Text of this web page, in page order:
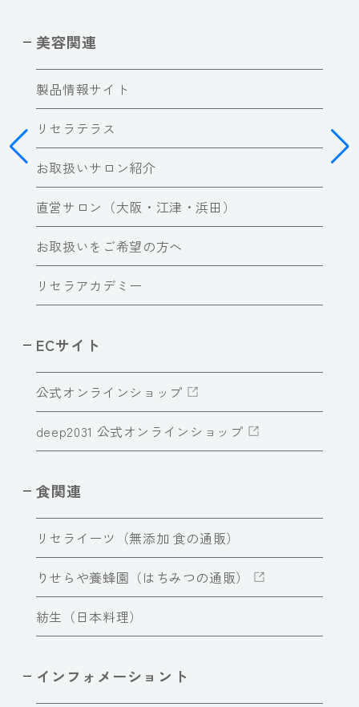
美容関連
製品情報サイト
リセラテラス
お取扱いサロン紹介
直営サロン（大阪・江津・浜田）
お取扱いをご希望の方へ
リセラアカデミー
ECサイト
公式オンラインショップ
deep2031 公式オンラインショップ
食関連
リセライーツ（無添加 食の通販）
りせらや養蜂園（はちみつの通販）
紡生（日本料理）
インフォメーショント